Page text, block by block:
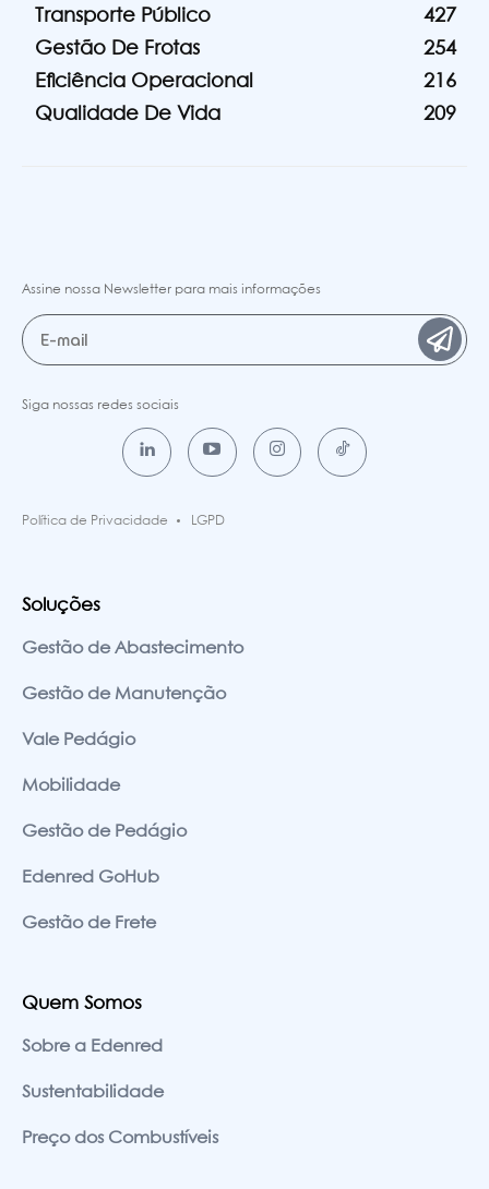
Transporte Público
427
Gestão De Frotas
254
Eficiência Operacional
216
Qualidade De Vida
209
Assine nossa Newsletter para mais informações
Siga nossas redes sociais
Política de Privacidade LGPD
Soluções
Gestão de Abastecimento
Gestão de Manutenção
Vale Pedágio
Mobilidade
Gestão de Pedágio
Edenred GoHub
Gestão de Frete
Quem Somos
Sobre a Edenred
Sustentabilidade
Preço dos Combustíveis